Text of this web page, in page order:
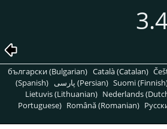
български (Bulgarian) Català (Catalan)
(Spanish)
پارسی (Persian) Suomi
Lietuvis (Lithuanian) Nederlands
Portuguese) Română (Romanian)